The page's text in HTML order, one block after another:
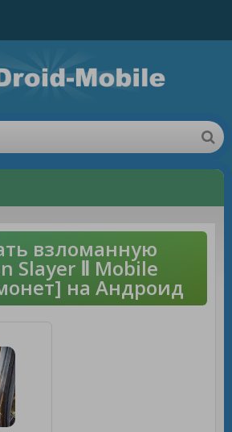
взломанную
Slayer Ⅱ Mobile
на Андроид